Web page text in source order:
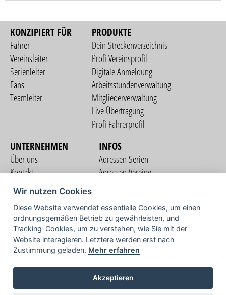
KONZIPIERT FÜR
Fahrer
Vereinsleiter
Serienleiter
Fans
Teamleiter
PRODUKTE
Dein Streckenverzeichnis
Profi Vereinsprofil
Digitale Anmeldung
Arbeitsstundenverwaltung
Mitgliederverwaltung
Live Übertragung
Profi Fahrerprofil
UNTERNEHMEN
Über uns
Kontakt
Nutzungsbedingungen
Datenschutzerklärung
Impressum
INFOS
Adressen Serien
Adressen Vereine
COMMUNITY
TV
Wir nutzen Cookies
Diese Website verwendet essentielle Cookies, um einen
ordnungsgemäßen Betrieb zu gewährleisten, und
Tracking-Cookies, um zu verstehen, wie Sie mit der
Website interagieren. Letztere werden erst nach
Zustimmung geladen. Mehr erfahren
Akzeptieren